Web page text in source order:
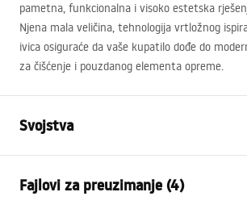
pametna, funkcionalna i visoko estetska
Njena mala veličina, tehnologija vrtložnog
ivica osiguraće da vaše kupatilo dođe do
za čišćenje i pouzdanog elementa opreme.
Svojstva
Sustav ispiranja
Fajlovi za preuzimanje (4)